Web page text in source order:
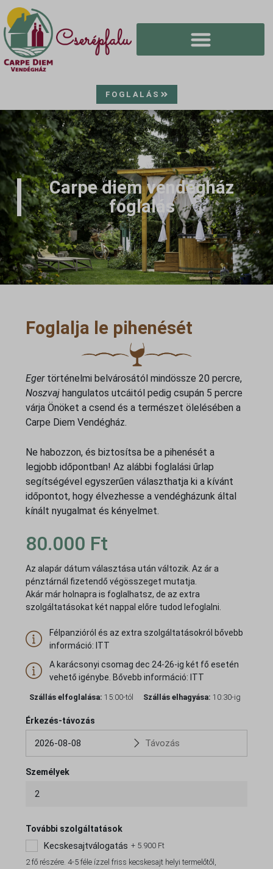
FOGLALÁS
Carpe diem vendégház
foglalás
Foglalja le pihenését
Egertörténelmi belvárosától mindössze 20 percre,
Noszvaj hangulatos utcáitól pedig csupán 5 percre
várja Önöket a csend és a természet ölelésében a
Carpe Diem Vendégház.
Ne habozzon, és biztosítsa be a pihenését a
legjobb időpontban! Az alábbi foglalási űrlap
segítségével egyszerűen választhatja ki a kívánt
időpontot, hogy élvezhesse a vendégházunk által
kínált nyugalmat és kényelmet.
80.000 Ft
Az alapár dátum választása után változik. Az ár a
pénztárnál fizetendő végösszeget mutatja.
Akár már holnapra is foglalhatsz, de az extra
szolgáltatásokat két nappal előre tudod lefoglalni.
Félpanzióról és az extra szolgáltatásokról bővebb
információ: ITT
A karácsonyi csomag dec 24-26-ig két fő esetén
vehető igénybe. Bővebb információ: ITT
Szállás elfoglalása 15:00-tól Szállás elhagyása 10:30-ig
Érkezés-távozás
Személyek
További szolgáltatások
Kecskesajtválogatás + 5.900 Ft
2 fő részére. 4-5 féle ízzel friss kecskesajt helyi termelőtől,